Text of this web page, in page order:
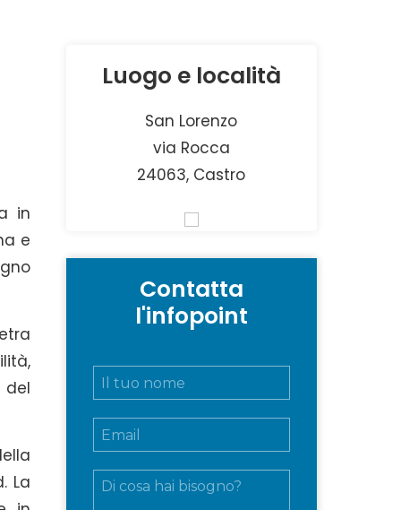
in
e
del
La
Luogo e località
San Lorenzo
via Rocca
24063, Castro
Contatta
l'infopoint
N
E
m
M